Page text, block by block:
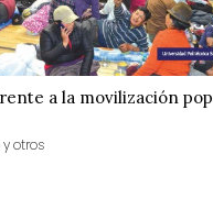
a la movilización
otros